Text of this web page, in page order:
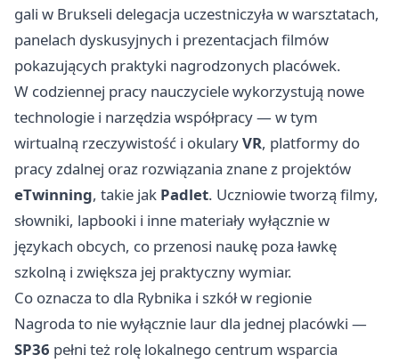
gali w Brukseli delegacja uczestniczyła w warsztatach,
panelach dyskusyjnych i prezentacjach filmów
pokazujących praktyki nagrodzonych placówek.
W codziennej pracy nauczyciele wykorzystują nowe
technologie i narzędzia współpracy — w tym
wirtualną rzeczywistość i okularyVR, platformy do
pracy zdalnej oraz rozwiązania znane z projektów
eTwinning, takie jak Padlet. Uczniowie tworzą filmy,
słowniki, lapbooki i inne materiały wyłącznie w
językach obcych, co przenosi naukę poza ławkę
szkolną i zwiększa jej praktyczny wymiar.
Co oznacza to dla Rybnika i szkół w regionie
Nagroda to nie wyłącznie laur dla jednej placówki —
SP36 pełni też rolę lokalnego centrum wsparcia